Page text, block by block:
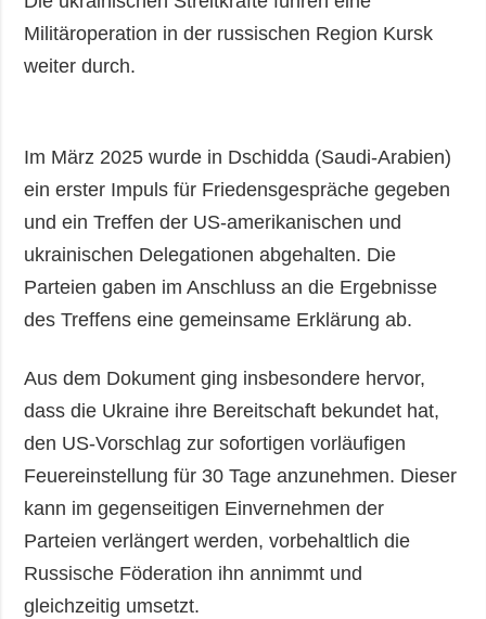
Militäroperation in der russischen Region Kursk
weiter durch.
Im März 2025 wurde in Dschidda (Saudi-Arabien)
ein erster Impuls für Friedensgespräche gegeben
und ein Treffen der US-amerikanischen und
ukrainischen Delegationen abgehalten. Die
Parteien gaben im Anschluss an die Ergebnisse
des Treffens eine gemeinsame Erklärung ab.
Aus dem Dokument ging insbesondere hervor,
dass die Ukraine ihre Bereitschaft bekundet hat,
den US-Vorschlag zur sofortigen vorläufigen
Feuereinstellung für 30 Tage anzunehmen. Dieser
kann im gegenseitigen Einvernehmen der
Parteien verlängert werden, vorbehaltlich die
Russische Föderation ihn annimmt und
gleichzeitig umsetzt.